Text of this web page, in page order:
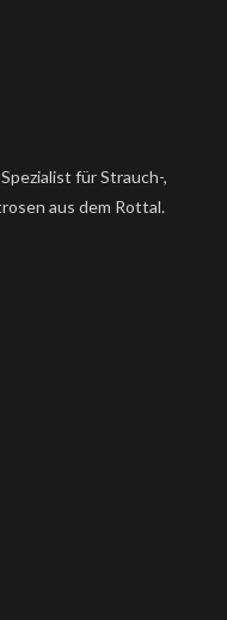
für Strauch-,
aus dem Rottal.